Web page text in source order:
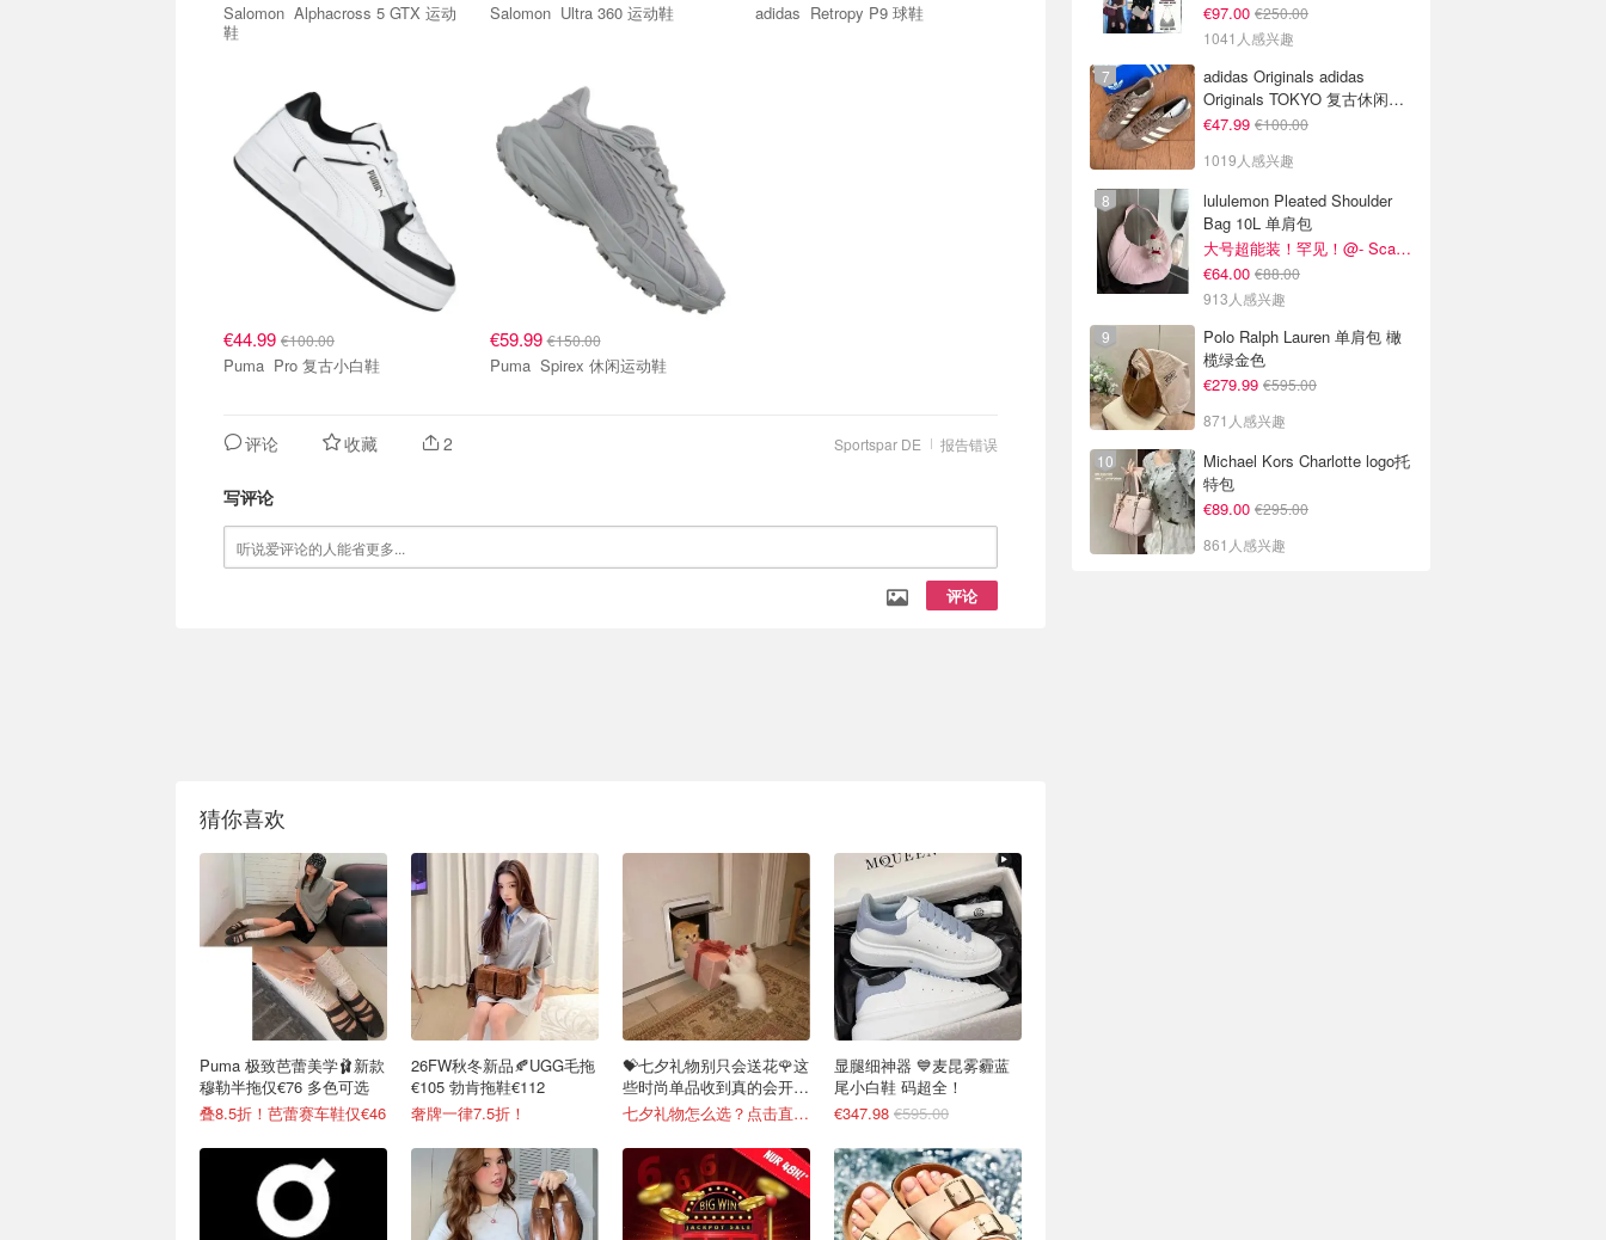
Salomon Alphacross 5 GTX 运动
鞋
Salomon Ultra 360 运动鞋 adidas Retropy P9 球鞋
€44.99 €100.00
Puma Pro 复古小白鞋
€59.99€150.00
Puma Spirex 休闲运动鞋
报告错误
Sportspar DE
评论 收藏 2
写评论
评论
猜你喜欢
Puma 极致芭蕾美学🩰新款
穆勒半拖仅€76 多色可选
叠8.5折！芭蕾赛车鞋仅€46
26FW秋冬新品🍂UGG毛拖
€105 勃肯拖鞋€112
奢牌一律7.5折！
💝七夕礼物别只会送花🌹这
些时尚单品收到真的会开
心！
七夕礼物怎么选？点击直接抄作业
显腿细神器 💙麦昆雾霾蓝
尾小白鞋 码超全！
€347.98 €595.00
€97.00 €250.00
1041人感兴趣
adidas Originals adidas
Originals TOKYO 复古休闲鞋
深棕色
€47.99 €100.00
1019人感兴趣
lululemon Pleated Shoulder
Bag 10L 单肩包
大号超能装！罕见！@- Scarlett
€64.00 €88.00
913人感兴趣
Polo Ralph Lauren 单肩包 橄
榄绿金色
€279.99 €595.00
871人感兴趣
Michael Kors Charlotte logo托
特包
€89.00 €295.00
861人感兴趣